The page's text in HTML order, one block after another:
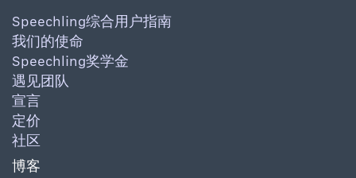
Speechling综合用户指南
我们的使命
Speechling奖学金
遇见团队
宣言
定价
社区
博客